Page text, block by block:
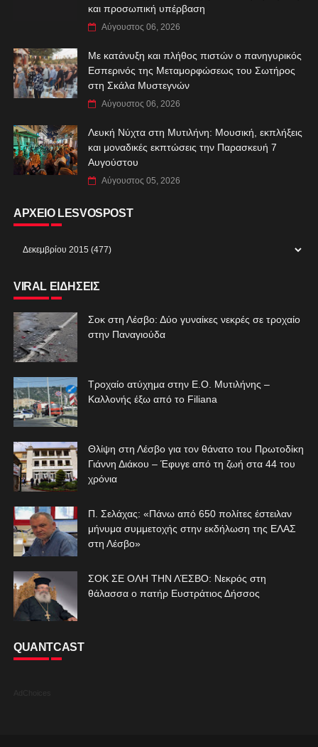
και προσωπική υπέρβαση
Αύγουστος 06, 2026
Με κατάνυξη και πλήθος πιστών ο πανηγυρικός
Εσπερινός της Μεταμορφώσεως του Σωτήρος
στη Σκάλα Μυστεγνών
Αύγουστος 06, 2026
Λευκή Νύχτα στη Μυτιλήνη: Μουσική, εκπλήξεις
και μοναδικές εκπτώσεις την Παρασκευή 7
Αυγούστου
Αύγουστος 05, 2026
ΑΡΧΕΙΟ LESVOSPOST
VIRAL ΕΙΔΗΣΕΙΣ
Σοκ στη Λέσβο: Δύο γυναίκες νεκρές σε τροχαίο
στην Παναγιούδα
Τροχαίο ατύχημα στην Ε.Ο. Μυτιλήνης –
Καλλονής έξω από το Filiana
Θλίψη στη Λέσβο για τον θάνατο του Πρωτοδίκη
Γιάννη Διάκου – Έφυγε από τη ζωή στα 44 του
χρόνια
Π. Σελάχας: «Πάνω από 650 πολίτες έστειλαν
μήνυμα συμμετοχής στην εκδήλωση της ΕΛΑΣ
στη Λέσβο»
ΣΟΚ ΣΕ ΟΛΗ ΤΗΝ ΛΈΣΒΟ: Νεκρός στη
θάλασσα ο πατήρ Ευστράτιος Δήσσος
QUANTCAST